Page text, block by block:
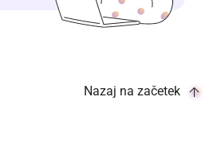
Nazaj na začetek